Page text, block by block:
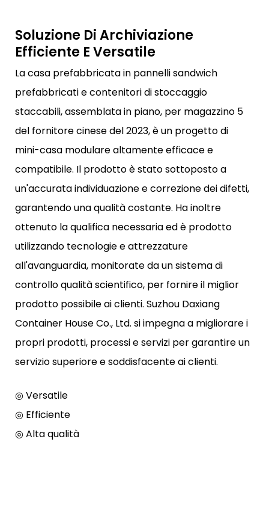
Soluzione Di Archiviazione
Efficiente E Versatile
La casa prefabbricata in pannelli sandwich
prefabbricati e contenitori di stoccaggio
staccabili, assemblata in piano, per magazzino 5
del fornitore cinese del 2023, è un progetto di
mini-casa modulare altamente efficace e
compatibile. Il prodotto è stato sottoposto a
un'accurata individuazione e correzione dei difetti,
garantendo una qualità costante. Ha inoltre
ottenuto la qualifica necessaria ed è prodotto
utilizzando tecnologie e attrezzature
all'avanguardia, monitorate da un sistema di
controllo qualità scientifico, per fornire il miglior
prodotto possibile ai clienti. Suzhou Daxiang
Container House Co., Ltd. si impegna a migliorare i
propri prodotti, processi e servizi per garantire un
servizio superiore e soddisfacente ai clienti.
◎ Versatile
◎ Efficiente
◎ Alta qualità